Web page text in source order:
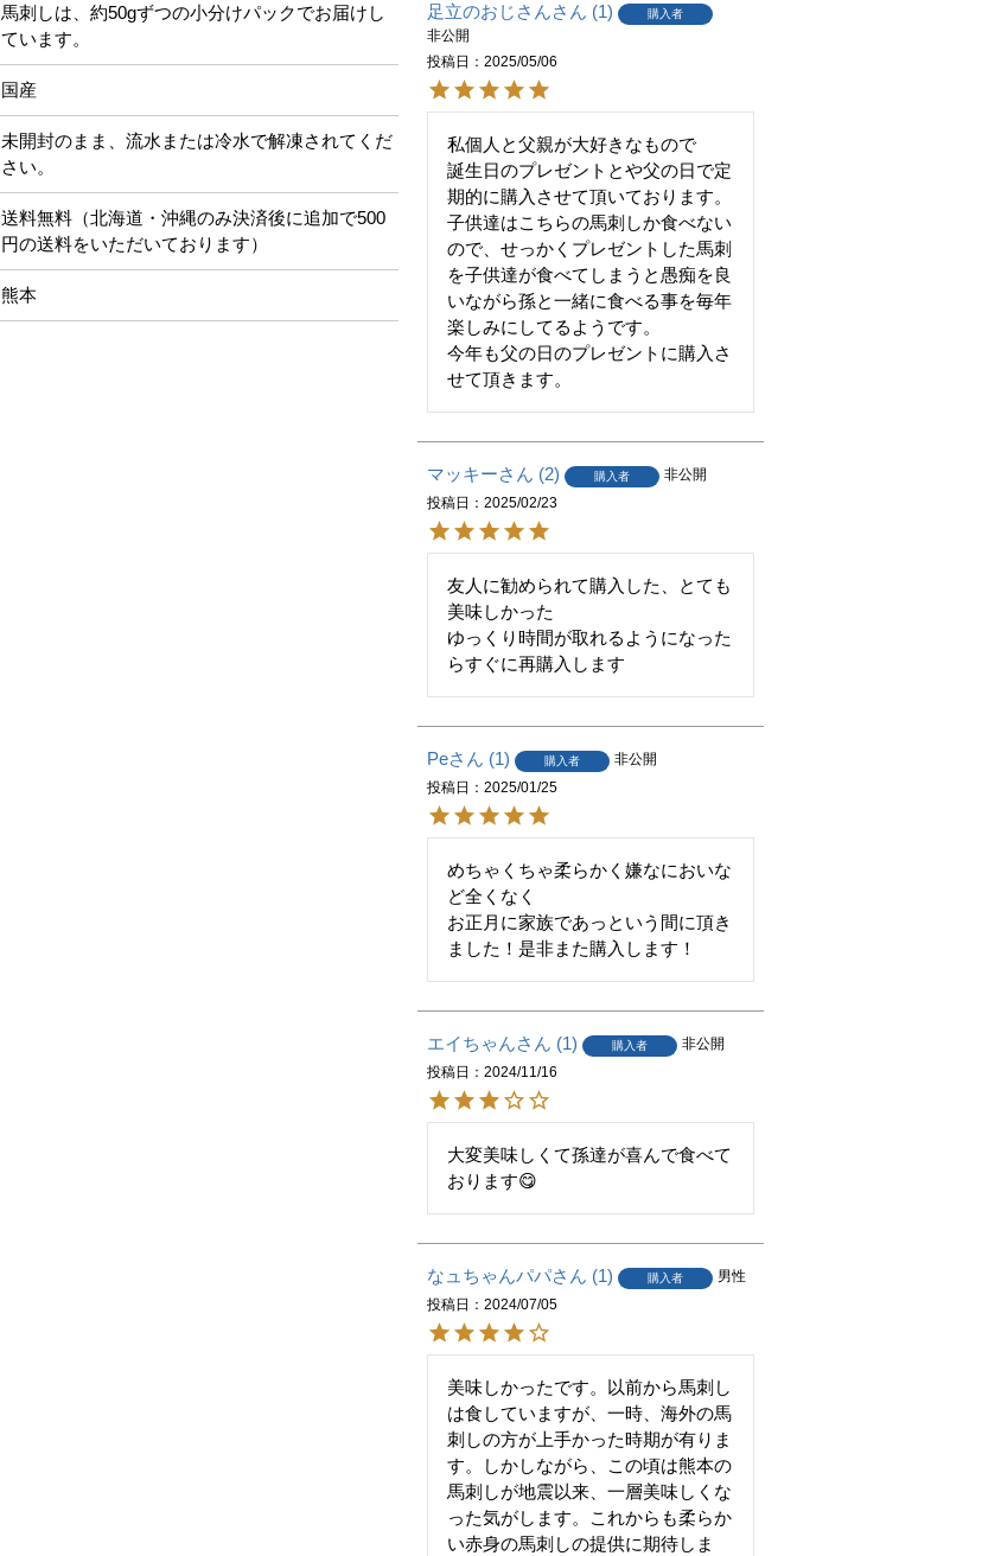
馬刺しは、約50gずつの小分けパックでお届けし
ています。
国産
未開封のまま、流水または冷水で解凍されてくだ
さい。
送料無料（北海道・沖縄のみ決済後に追加で500
円の送料をいただいております）
熊本
足立のおじさん 1 購入者
非公開
投稿日
2025/05/06
私個人と父親が大好きなもので
誕生日のプレゼントとや父の日で定
期的に購入させて頂いております。
子供達はこちらの馬刺しか食べない
ので、せっかくプレゼントした馬刺
を子供達が食べてしまうと愚痴を良
いながら孫と一緒に食べる事を毎年
楽しみにしてるようです。
今年も父の日のプレゼントに購入さ
せて頂きます。
マッキー 2 購入者
非公開
投稿日
2025/02/23
友人に勧められて購入した、とても
美味しかった
ゆっくり時間が取れるようになった
らすぐに再購入します
Pe 1 購入者
非公開
投稿日
2025/01/25
めちゃくちゃ柔らかく嫌なにおいな
ど全くなく
お正月に家族であっという間に頂き
ました！是非また購入します！
エイちゃん 1 購入者
非公開
投稿日
2024/11/16
大変美味しくて孫達が喜んで食べて
おります😋
なュちゃんパパ 1 購入者
男性
投稿日
2024/07/05
美味しかったです。以前から馬刺し
は食していますが、一時、海外の馬
刺しの方が上手かった時期が有りま
す。しかしながら、この頃は熊本の
馬刺しが地震以来、一層美味しくな
った気がします。これからも柔らか
い赤身の馬刺しの提供に期待しま